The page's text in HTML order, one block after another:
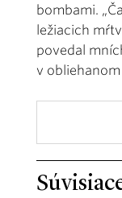
bombami.
ležiacich
povedal
v